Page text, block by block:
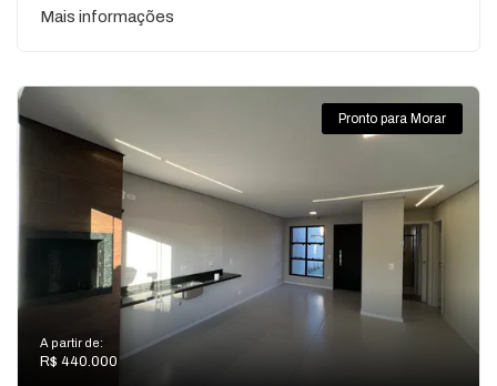
Mais informações
Pronto para Morar
A partir de:
R$ 440.000